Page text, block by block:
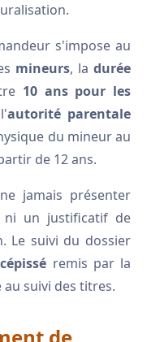
s'impose au
mineurs, la durée
10 ans pour les
autorité parentale
du mineur au
de 12 ans.
jamais présenter
un justificatif de
Le suivi du dossier
remis par la
au suivi des titres.